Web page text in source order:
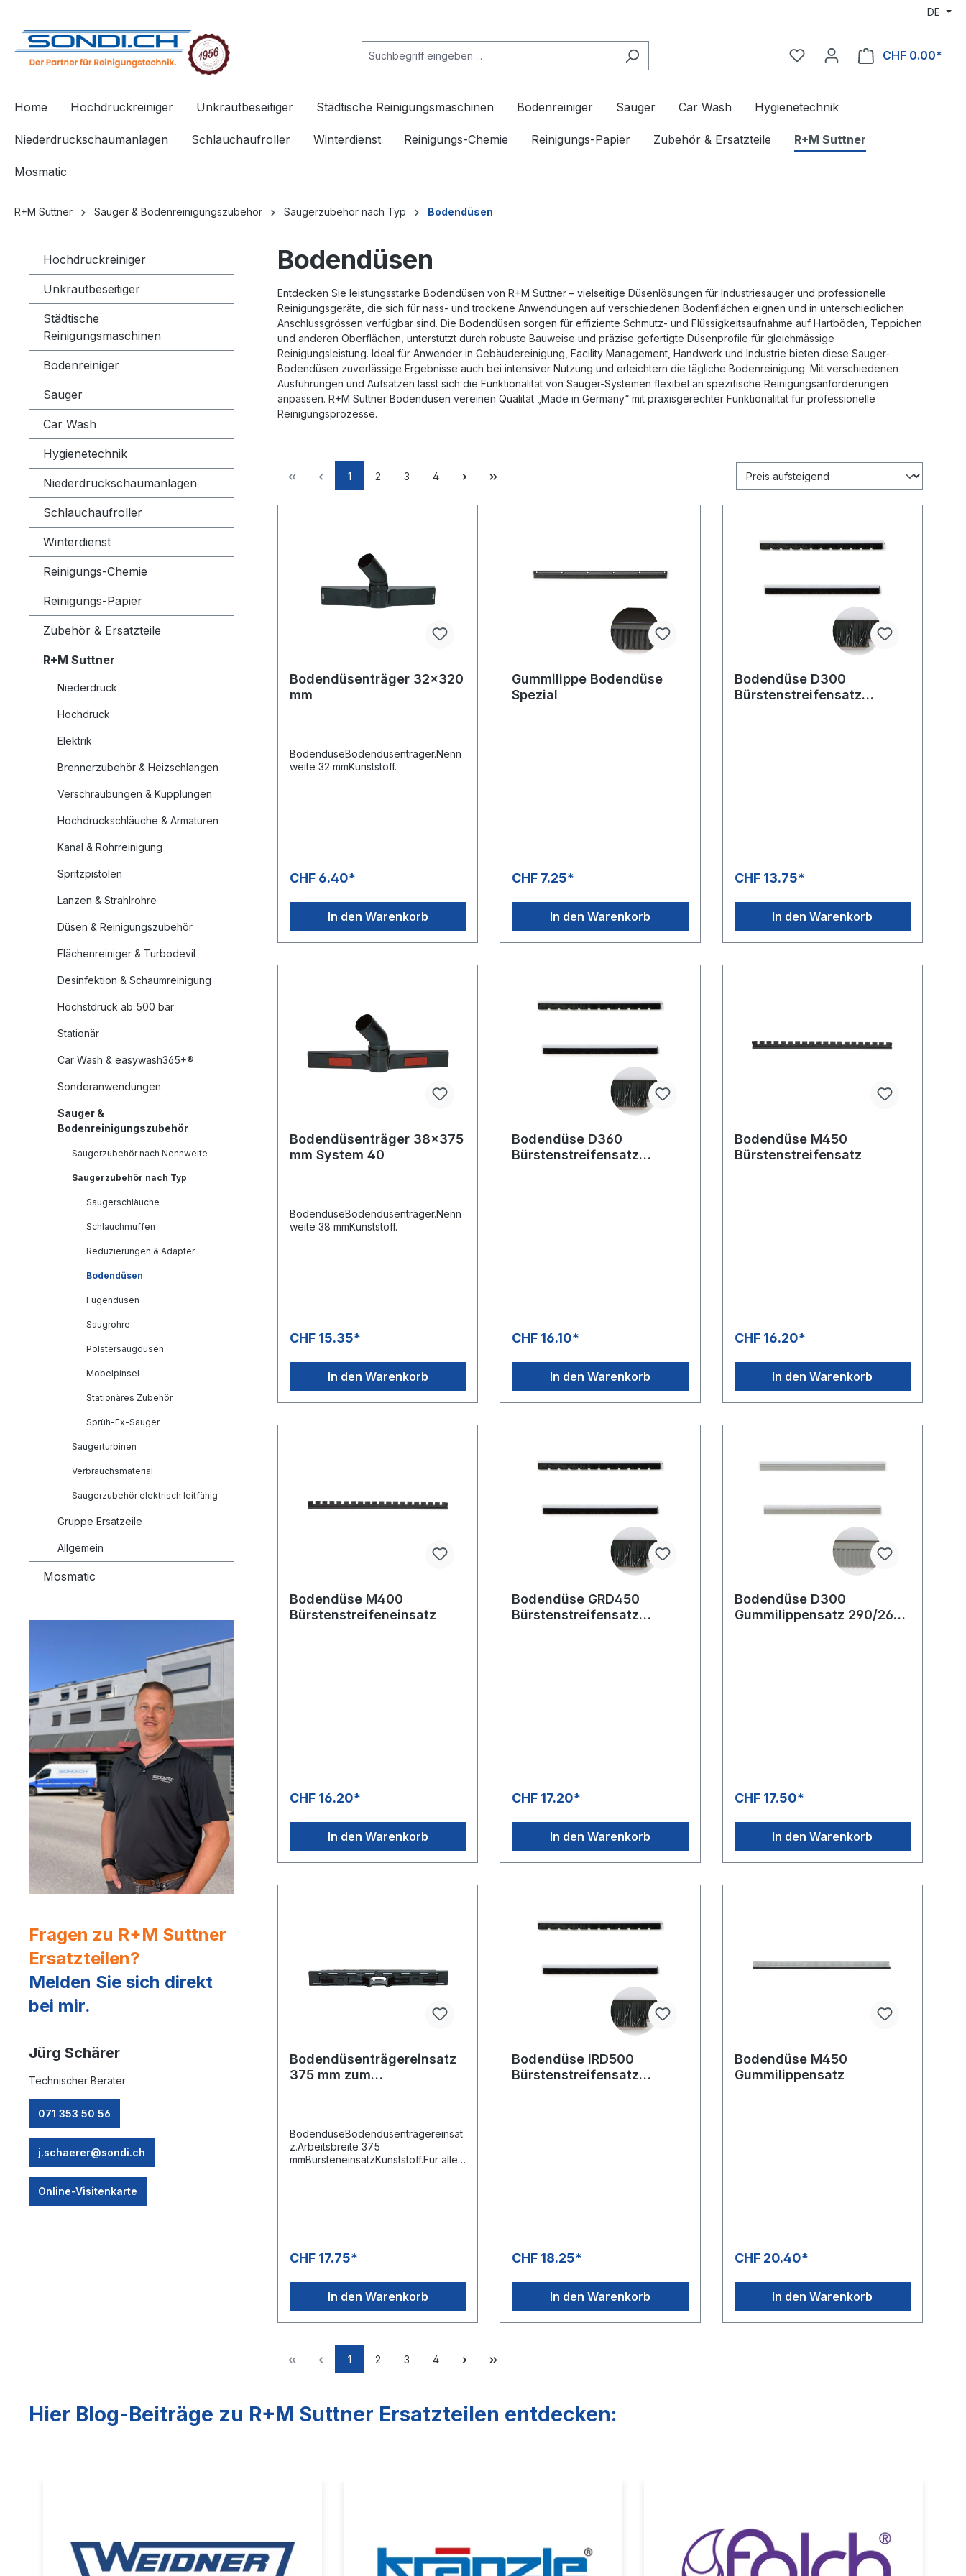
DE
CHF 0.00*
Home Hochdruckreiniger Unkrautbeseitiger Städtische Reinigungsmaschinen Bodenreiniger Sauger Car Wash Hygienetechnik
Niederdruckschaumanlagen Schlauchaufroller Winterdienst Reinigungs-Chemie Reinigungs-Papier Zubehör & Ersatzteile R+M Suttner
Mosmatic
R+M Suttner Sauger & Bodenreinigungszubehör Saugerzubehör nach Typ Bodendüsen
Hochdruckreiniger
Unkrautbeseitiger
Städtische
Reinigungsmaschinen
Bodenreiniger
Sauger
Car Wash
Hygienetechnik
Niederdruckschaumanlagen
Schlauchaufroller
Winterdienst
Reinigungs-Chemie
Reinigungs-Papier
Zubehör & Ersatzteile
R+M Suttner
Niederdruck
Hochdruck
Elektrik
Brennerzubehör & Heizschlangen
Verschraubungen & Kupplungen
Hochdruckschläuche & Armaturen
Kanal & Rohrreinigung
Spritzpistolen
Lanzen & Strahlrohre
Düsen & Reinigungszubehör
Flächenreiniger & Turbodevil
Desinfektion & Schaumreinigung
Höchstdruck ab 500 bar
Stationär
Car Wash & easywash365+®
Sonderanwendungen
Sauger &
Bodenreinigungszubehör
Saugerzubehör nach Nennweite
Saugerzubehör nach Typ
Saugerschläuche
Schlauchmuffen
Reduzierungen & Adapter
Bodendüsen
Fugendüsen
Saugrohre
Polstersaugdüsen
Möbelpinsel
Stationäres Zubehör
Sprüh-Ex-Sauger
Saugerturbinen
Verbrauchsmaterial
Saugerzubehör elektrisch leitfähig
Gruppe Ersatzeile
Allgemein
Mosmatic
Fragen zu R+M Suttner
Ersatzteilen?
Melden Sie sich direkt
bei mir.
Jürg Schärer
Technischer Berater
071 353 50 56
j.schaerer@sondi.ch
Online-Visitenkarte
Bodendüsen
Entdecken Sie leistungsstarke Bodendüsen von R+M Suttner – vielseitige Düsenlösungen für Industriesauger und professionelle
Reinigungsgeräte, die sich für nass- und trockene Anwendungen auf verschiedenen Bodenflächen eignen und in unterschiedlichen
Anschlussgrössen verfügbar sind. Die Bodendüsen sorgen für effiziente Schmutz- und Flüssigkeitsaufnahme auf Hartböden, Teppichen
und anderen Oberflächen, unterstützt durch robuste Bauweise und präzise gefertigte Düsenprofile für gleichmässige
Reinigungsleistung. Ideal für Anwender in Gebäudereinigung, Facility Management, Handwerk und Industrie bieten diese Sauger-
Bodendüsen zuverlässige Ergebnisse auch bei intensiver Nutzung und erleichtern die tägliche Bodenreinigung. Mit verschiedenen
Ausführungen und Aufsätzen lässt sich die Funktionalität von Sauger-Systemen flexibel an spezifische Reinigungsanforderungen
anpassen. R+M Suttner Bodendüsen vereinen Qualität „Made in Germany“ mit praxisgerechter Funktionalität für professionelle
Reinigungsprozesse.
1 2 3 4
Bodendüsenträger 32x320
mm
BodendüseBodendüsenträger.Nenn
weite 32 mmKunststoff.
CHF 6.40*
In den Warenkorb
Gummilippe Bodendüse
Spezial
CHF 7.25*
In den Warenkorb
Bodendüse D300
Bürstenstreifensatz
CHF 13.75*
In den Warenkorb
Bodendüsenträger 38x375
mm System 40
BodendüseBodendüsenträger.Nenn
weite 38 mmKunststoff.
CHF 15.35*
In den Warenkorb
Bodendüse D360
Bürstenstreifensatz
CHF 16.10*
In den Warenkorb
Bodendüse M450
Bürstenstreifensatz
CHF 16.20*
In den Warenkorb
Bodendüse M400
Bürstenstreifeneinsatz
CHF 16.20*
In den Warenkorb
Bodendüse GRD450
Bürstenstreifensatz
CHF 17.20*
In den Warenkorb
Bodendüse D300
Gummilippensatz 290/260
CHF 17.50*
In den Warenkorb
Bodendüsenträgereinsatz
375 mm zum
BodendüseBodendüsenträgereinsat
z.Arbeitsbreite 375
mmBürsteneinsatzKunststoff.Für alle
CHF 17.75*
In den Warenkorb
Bodendüse IRD500
Bürstenstreifensatz
CHF 18.25*
In den Warenkorb
Bodendüse M450
Gummilippensatz
CHF 20.40*
In den Warenkorb
1 2 3 4
Hier Blog-Beiträge zu R+M Suttner Ersatzteilen entdecken: